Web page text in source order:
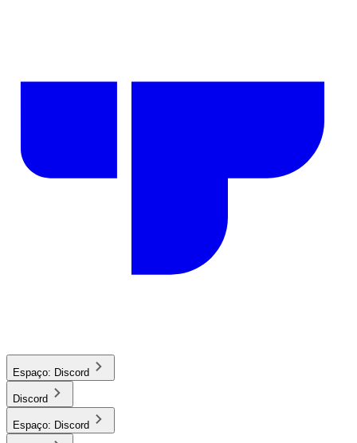
Espaço: Discord
Discord
Espaço: Discord